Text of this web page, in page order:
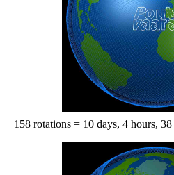
158 rotations = 10 days, 4 hours, 38